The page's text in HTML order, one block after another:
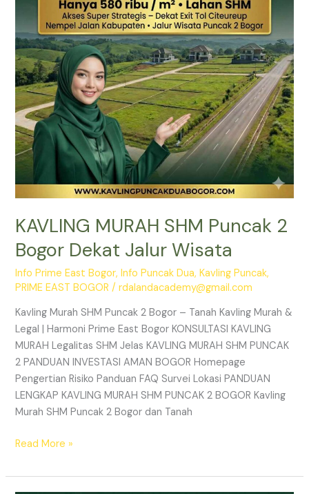
KAVLING MURAH SHM Puncak 2
Bogor Dekat Jalur Wisata
Info Prime East Bogor,Info Puncak Dua,Kavling Puncak,
PRIME EAST BOGOR /rdalandacademy@gmail.com
Kavling Murah SHM Puncak 2 Bogor – Tanah Kavling Murah &
Legal | Harmoni Prime East Bogor KONSULTASI KAVLING
MURAH Legalitas SHM Jelas KAVLING MURAH SHM PUNCAK
2 PANDUAN INVESTASI AMAN BOGOR Homepage
Pengertian Risiko Panduan FAQ Survei Lokasi PANDUAN
LENGKAP KAVLING MURAH SHM PUNCAK 2 BOGOR Kavling
Murah SHM Puncak 2 Bogor dan Tanah
Jalur
Wisata
Read More »